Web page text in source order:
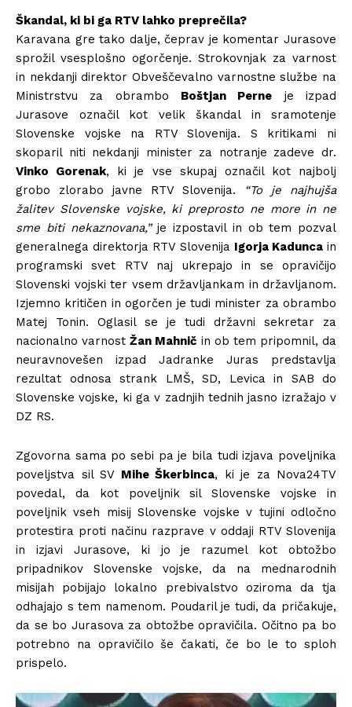
Škandal, ki bi ga RTV lahko preprečila?
Karavana gre tako dalje, čeprav je komentar Jurasove
sprožil vsesplošno ogorčenje. Strokovnjak za varnost
in nekdanji direktor Obveščevalno varnostne službe na
Ministrstvu za obrambo Boštjan Perne je izpad
Jurasove označil kot velik škandal in sramotenje
Slovenske vojske na RTV Slovenija. S kritikami ni
skoparil niti nekdanji minister za notranje zadeve dr.
Vinko Gorenak, ki je vse skupaj označil kot najbolj
grobo zlorabo javne RTV Slovenija.
“To je najhujša
žalitev Slovenske vojske, ki preprosto ne more in ne
sme biti nekaznovana,”je izpostavil in ob tem pozval
generalnega direktorja RTV Slovenija Igorja Kaduncain
programski svet RTV naj ukrepajo in se opravičijo
Slovenski vojski ter vsem državljankam in državljanom.
Izjemno kritičen in ogorčen je tudi minister za obrambo
Matej Tonin. Oglasil se je tudi državni sekretar za
nacionalno varnost Žan Mahnič in ob tem pripomnil, da
neuravnovešen izpad Jadranke Juras predstavlja
rezultat odnosa strank LMŠ, SD, Levica in SAB do
Slovenske vojske, ki ga v zadnjih tednih jasno izražajo v
DZ RS.
Zgovorna sama po sebi pa je bila tudi izjava poveljnika
poveljstva sil SV Mihe Škerbinca, ki je za Nova24TV
povedal, da kot poveljnik sil Slovenske vojske in
poveljnik vseh misij Slovenske vojske v tujini odločno
protestira proti načinu razprave v oddaji RTV Slovenija
in izjavi Jurasove, ki jo je razumel kot obtožbo
pripadnikov Slovenske vojske, da na mednarodnih
misijah pobijajo lokalno prebivalstvo oziroma da tja
odhajajo s tem namenom. Poudaril je tudi, da pričakuje,
da se bo Jurasova za obtožbe opravičila. Očitno pa bo
potrebno na opravičilo še čakati, če bo le to sploh
prispelo.